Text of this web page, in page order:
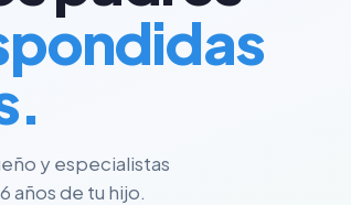
y especialistas
años de tu hijo.